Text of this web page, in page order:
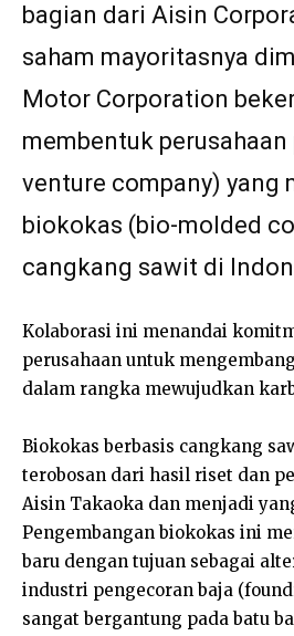
bagian dari Aisin
saham mayoritasnya
Motor Corporation
membentuk
venture company) yang
biokokas (bio-molded
cangkang sawit di
Kolaborasi ini menandai
perusahaan untuk
dalam rangka mewujudkan
Biokokas berbasis cangkang
terobosan dari hasil riset dan
Aisin Takaoka dan menjadi
Pengembangan biokokas ini
baru dengan tujuan sebagai
industri pengecoran baja
sangat bergantung pada batu